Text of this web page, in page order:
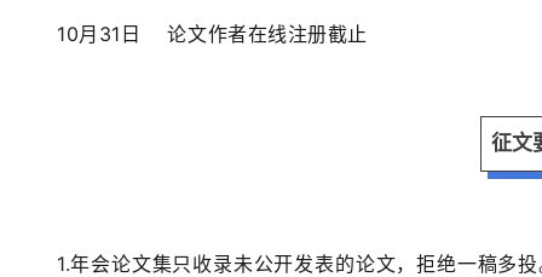
10月 31 日 论文作者在线注册截止
征文
1.年会论文集只收录未公开发表的论文，拒绝一稿多